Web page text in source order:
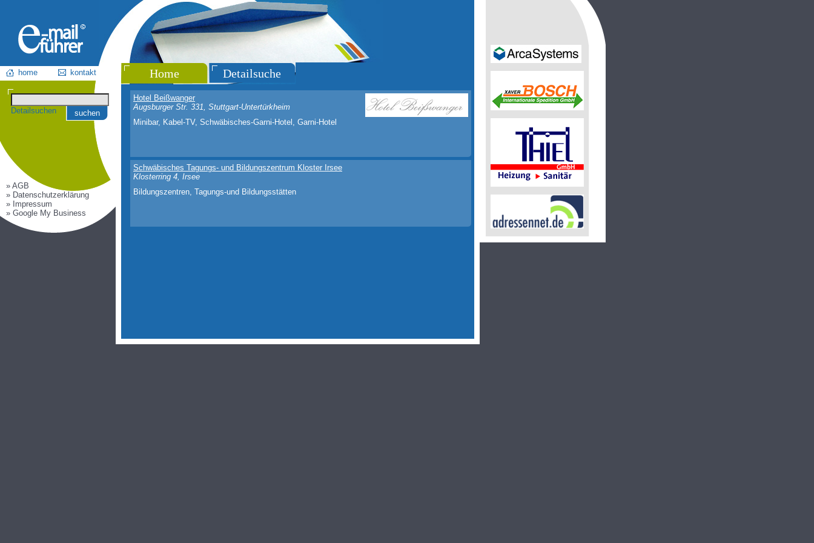
home kontakt
Detailsuchen suchen
» AGB
» Datenschutzerklärung
» Impressum
» Google My Business
Home Detailsuche
Hotel Beißwanger
Augsburger Str. 331, Stuttgart-Untertürkheim
Minibar, Kabel-TV, Schwäbisches-Garni-Hotel, Garni-Hotel
Schwäbisches Tagungs- und Bildungszentrum Kloster Irsee
Klosterring 4, Irsee
Bildungszentren, Tagungs-und Bildungsstätten